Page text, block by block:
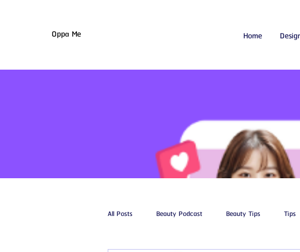
Home
Oppa Me
All Posts Beauty Podcast Beauty Tips Tips